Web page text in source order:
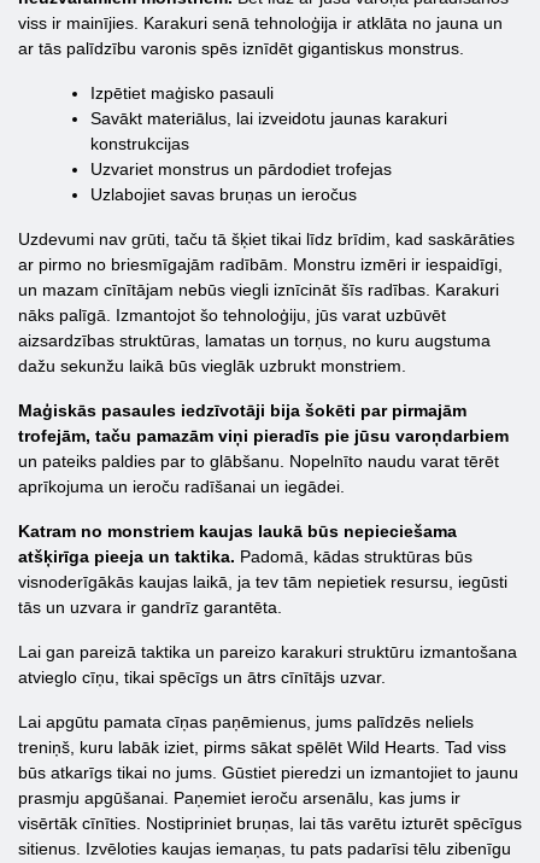
viss ir mainījies. Karakuri senā tehnoloģija ir atklāta no jauna un
ar tās palīdzību varonis spēs iznīdēt gigantiskus monstrus.
Izpētiet maģisko pasauli
Savākt materiālus, lai izveidotu jaunas karakuri
konstrukcijas
Uzvariet monstrus un pārdodiet trofejas
Uzlabojiet savas bruņas un ieročus
Uzdevumi nav grūti, taču tā šķiet tikai līdz brīdim, kad saskārāties
ar pirmo no briesmīgajām radībām. Monstru izmēri ir iespaidīgi,
un mazam cīnītājam nebūs viegli iznīcināt šīs radības. Karakuri
nāks palīgā. Izmantojot šo tehnoloģiju, jūs varat uzbūvēt
aizsardzības struktūras, lamatas un torņus, no kuru augstuma
dažu sekunžu laikā būs vieglāk uzbrukt monstriem.
Maģiskās pasaules iedzīvotāji bija šokēti par pirmajām
trofejām, taču pamazām viņi pieradīs pie jūsu varoņdarbiem
un pateiks paldies par to glābšanu. Nopelnīto naudu varat tērēt
aprīkojuma un ieroču radīšanai un iegādei.
Katram no monstriem kaujas laukā būs nepieciešama
atšķirīga pieeja un taktika. Padomā, kādas struktūras būs
visnoderīgākās kaujas laikā, ja tev tām nepietiek resursu, iegūsti
tās un uzvara ir gandrīz garantēta.
Lai gan pareizā taktika un pareizo karakuri struktūru izmantošana
atvieglo cīņu, tikai spēcīgs un ātrs cīnītājs uzvar.
Lai apgūtu pamata cīņas paņēmienus, jums palīdzēs neliels
treniņš, kuru labāk iziet, pirms sākat spēlēt Wild Hearts. Tad viss
būs atkarīgs tikai no jums. Gūstiet pieredzi un izmantojiet to jaunu
prasmju apgūšanai. Paņemiet ieroču arsenālu, kas jums ir
visērtāk cīnīties. Nostipriniet bruņas, lai tās varētu izturēt spēcīgus
sitienus. Izvēloties kaujas iemaņas, tu pats padarīsi tēlu zibenīgu